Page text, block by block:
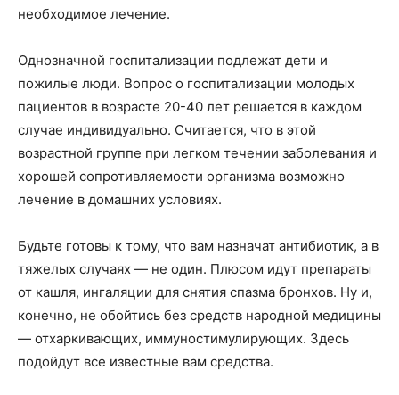
необходимое лечение.
Однозначной госпитализации подлежат дети и
пожилые люди. Вопрос о госпитализации молодых
пациентов в возрасте 20-40 лет решается в каждом
случае индивидуально. Считается, что в этой
возрастной группе при легком течении заболевания и
хорошей сопротивляемости организма возможно
лечение в домашних условиях.
Будьте готовы к тому, что вам назначат антибиотик, а в
тяжелых случаях — не один. Плюсом идут препараты
от кашля, ингаляции для снятия спазма бронхов. Ну и,
конечно, не обойтись без средств народной медицины
— отхаркивающих, иммуностимулирующих. Здесь
подойдут все известные вам средства.